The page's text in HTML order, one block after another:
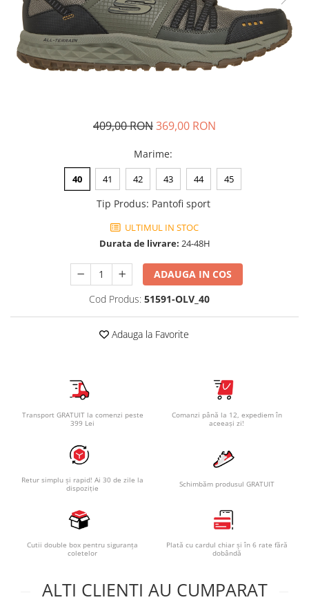
Tricouri copii
Pantaloni lungi copii
Bluze copii
Geci si veste copii
Ingrijire incaltaminte409,00 RON369,00 RON
Marime:
40 41 42 43 44 45
Tip Produs: Pantofi sport
ULTIMUL IN STOC
Durata de livrare: 24-48H
ADAUGA IN COS
Cod Produs: 51591-OLV_40
Adauga la Favorite
Transport GRATUIT la comenzi peste
399 Lei
Comanzi până la 12, expediem în
aceeași zi!
Retur simplu și rapid! Ai 30 de zile la
dispoziție
Schimbăm produsul GRATUIT
Cutii double box pentru siguranța
coletelor
Plată cu cardul chiar și în 6 rate fără
dobândă
ALTI CLIENTI AU CUMPARAT